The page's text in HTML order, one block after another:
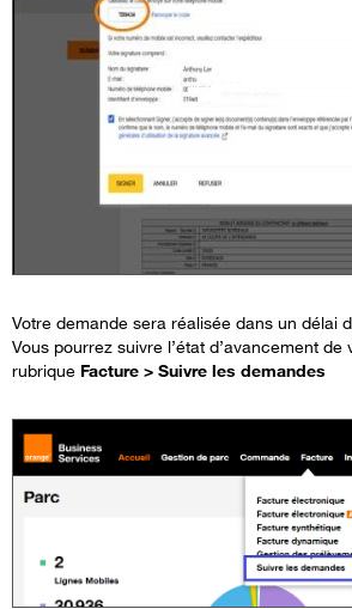
Votre demande sera réalisée dans un délai
Vous pourrez suivre l’état d’avancement
rubrique Facture > Suivre les demandes